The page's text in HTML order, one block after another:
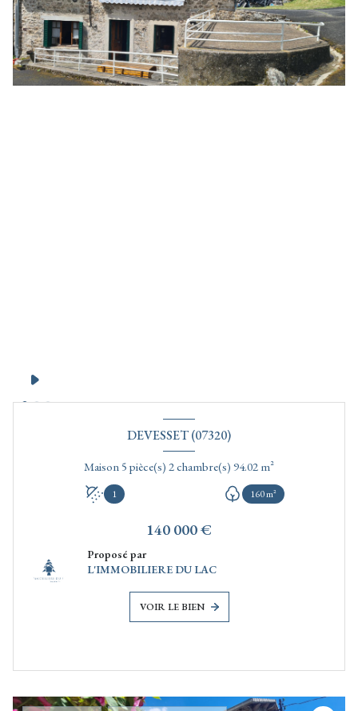
DEVESSET (07320)
Maison 5 pièce(s) 2 chambre(s) 94.02 m²
1 160 m²
140 000 €
Proposé par
L'IMMOBILIERE DU LAC
VOIR LE BIEN